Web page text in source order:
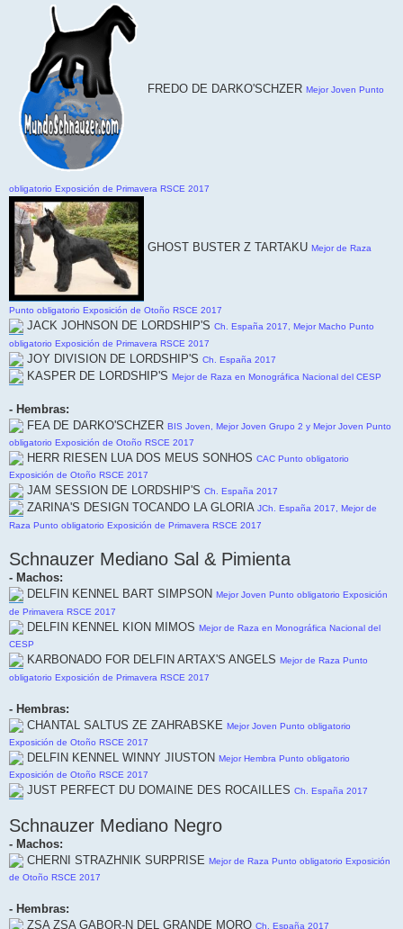
FREDO DE DARKO'SCHZER Mejor Joven Punto
obligatorio Exposición de Primavera RSCE 2017
GHOST BUSTER Z TARTAKU Mejor de Raza
Punto obligatorio Exposición de Otoño RSCE 2017
JACK JOHNSON DE LORDSHIP'S Ch. España 2017, Mejor Macho Punto
obligatorio Exposición de Primavera RSCE 2017
JOY DIVISION DE LORDSHIP'S Ch. España 2017
KASPER DE LORDSHIP'S Mejor de Raza en Monográfica Nacional del CESP
- Hembras:
FEA DE DARKO'SCHZER BIS Joven, Mejor Joven Grupo 2 y Mejor Joven Punto
obligatorio Exposición de Otoño RSCE 2017
HERR RIESEN LUA DOS MEUS SONHOS CAC Punto obligatorio
Exposición de Otoño RSCE 2017
JAM SESSION DE LORDSHIP'S Ch. España 2017
ZARINA'S DESIGN TOCANDO LA GLORIA JCh. España 2017, Mejor de
Raza Punto obligatorio Exposición de Primavera RSCE 2017
Schnauzer Mediano Sal & Pimienta
- Machos:
DELFIN KENNEL BART SIMPSON Mejor Joven Punto obligatorio Exposición
de Primavera RSCE 2017
DELFIN KENNEL KION MIMOS Mejor de Raza en Monográfica Nacional del
CESP
KARBONADO FOR DELFIN ARTAX'S ANGELS Mejor de Raza Punto
obligatorio Exposición de Primavera RSCE 2017
- Hembras:
CHANTAL SALTUS ZE ZAHRABSKE Mejor Joven Punto obligatorio
Exposición de Otoño RSCE 2017
DELFIN KENNEL WINNY JIUSTON Mejor Hembra Punto obligatorio
Exposición de Otoño RSCE 2017
JUST PERFECT DU DOMAINE DES ROCAILLES Ch. España 2017
Schnauzer Mediano Negro
- Machos:
CHERNI STRAZHNIK SURPRISE Mejor de Raza Punto obligatorio Exposición
de Otoño RSCE 2017
- Hembras:
ZSA ZSA GABOR-N DEL GRANDE MORO Ch. España 2017